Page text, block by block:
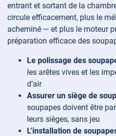
entrant et sortant de la
circule efficacement, plus le
acheminé — et plus le moteur
préparation efficace des
Le polissage des
les arêtes vives et les
d’air
Assurer un siège de
soupapes doivent être
leurs sièges, sans jeu
L’installation de